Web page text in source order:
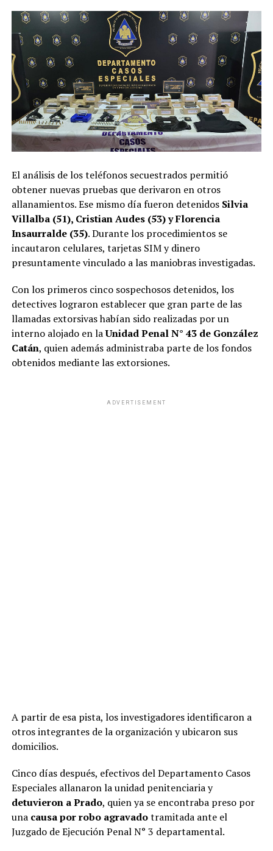
El análisis de los teléfonos secuestrados permitió
obtener nuevas pruebas que derivaron en otros
allanamientos. Ese mismo día fueron detenidos Silvia
Villalba (51), Cristian Audes (53) y Florencia
Insaurralde (35). Durante los procedimientos se
incautaron celulares, tarjetas SIM y dinero
presuntamente vinculado a las maniobras investigadas.
Con los primeros cinco sospechosos detenidos, los
detectives lograron establecer que gran parte de las
llamadas extorsivas habían sido realizadas por un
interno alojado en laUnidad Penal N° 43 de González
Catán, quien además administraba parte de los fondos
obtenidos mediante las extorsiones.
ADVERTISEMENT
A partir de esa pista, los investigadores identificaron a
otros integrantes de la organización y ubicaron sus
domicilios.
Cinco días después, efectivos del Departamento Casos
Especiales allanaron la unidad penitenciaria y
detuvieron a Prado, quien ya se encontraba preso por
una causa por robo agravadotramitada ante el
Juzgado de Ejecución Penal N° 3 departamental.